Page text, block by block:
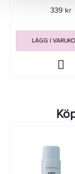
339 kr
LÄGG I